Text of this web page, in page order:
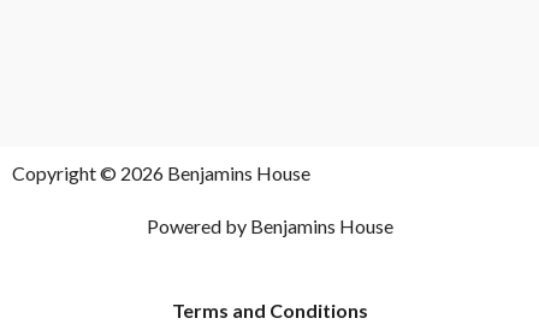
Copyright © 2026 Benjamins House
Powered by Benjamins House
Terms and Conditions